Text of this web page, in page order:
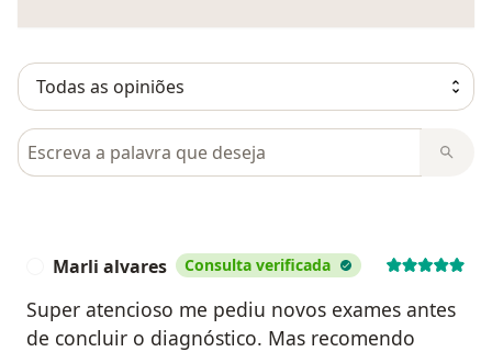
Pesquisar em opiniões
Marli alvares Consulta verificada
Super atencioso me pediu novos exames antes
de concluir o diagnóstico. Mas recomendo